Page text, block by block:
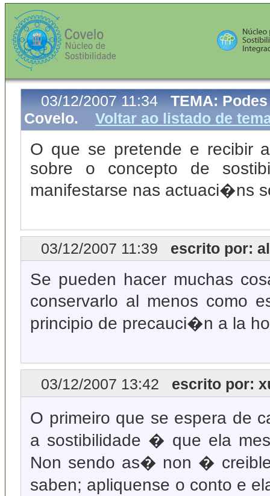
03/12/2007 11:34TEMA: Podes
Covelo. Voltar ao listado de
O que se pretende e recibir
sobre o concepto de
manifestarse nas actuaci�ns
03/12/2007 11:39 escrito por:
Se pueden hacer muchas
conservarlo al menos como
principio de precauci�n a la
03/12/2007 13:42 escrito por:
O primeiro que se espera de
a sostibilidade � que ela
Non sendo as� non �
saben; apliquense o conto e